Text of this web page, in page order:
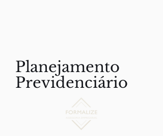
Planejamento
Previdenciário